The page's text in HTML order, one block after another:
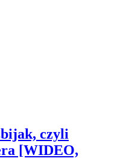
czyli
[WIDEO,